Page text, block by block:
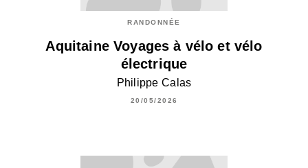
RANDONNÉE
Aquitaine Voyages à vélo et vélo
électrique
Philippe Calas
20/05/2026